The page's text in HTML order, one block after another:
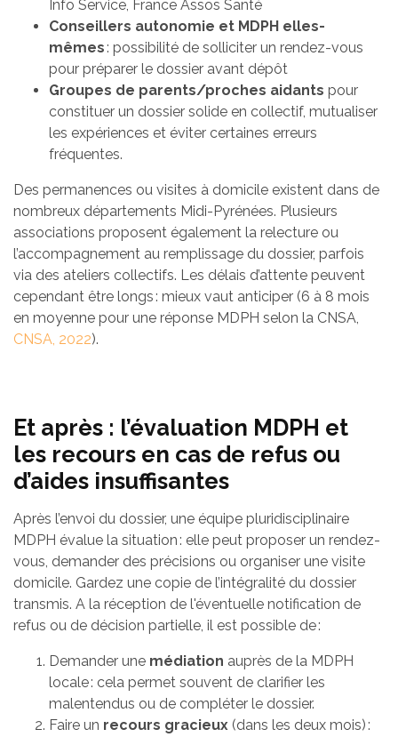
Info Service, France Assos Santé
Conseillers autonomie et MDPH elles-
mêmes: possibilité de solliciter un rendez-vous
pour préparer le dossier avant dépôt
Groupes de parents/proches aidants pour
constituer un dossier solide en collectif, mutualiser
les expériences et éviter certaines erreurs
fréquentes.
Des permanences ou visites à domicile existent dans de
nombreux départements Midi-Pyrénées. Plusieurs
associations proposent également la relecture ou
l’accompagnement au remplissage du dossier, parfois
via des ateliers collectifs. Les délais d’attente peuvent
cependant être longs : mieux vaut anticiper (6 à 8 mois
en moyenne pour une réponse MDPH selon la CNSA,
CNSA, 2022).
Et après : l’évaluation MDPH et
les recours en cas de refus ou
d’aides insuffisantes
Après l’envoi du dossier, une équipe pluridisciplinaire
MDPH évalue la situation : elle peut proposer un rendez-
vous, demander des précisions ou organiser une visite
domicile. Gardez une copie de l’intégralité du dossier
transmis. A la réception de l'éventuelle notification de
refus ou de décision partielle, il est possible de :
Demander une médiation auprès de la MDPH
locale : cela permet souvent de clarifier les
malentendus ou de compléter le dossier.
Faire un recours gracieux (dans les deux mois) :